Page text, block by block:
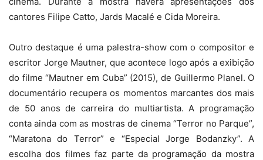
cantores Filipe Catto, Jards Macalé e Cida Moreira.
Outro destaque é uma palestra-show com o compositor e
escritor Jorge Mautner, que acontece logo após a exibição
do filme “Mautner em Cuba” (2015), de Guillermo Planel. O
documentário recupera os momentos marcantes dos mais
de 50 anos de carreira do multiartista. A programação
conta ainda com as mostras de cinema “Terror no Parque”,
“Maratona do Terror” e “Especial Jorge Bodanzky”. A
escolha dos filmes faz parte da programação da mostra